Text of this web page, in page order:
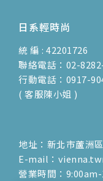
日系輕時尚
統 編 : 42201726
聯絡電話：02-
行動電話：0917-
( 客服陳小姐 )
地址：新北市蘆洲
E-mail：
營業時間：